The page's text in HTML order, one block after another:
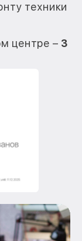
техники
центре – 3